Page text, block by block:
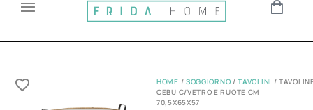
HOME / SOGGIORNO /TAVOLINI /
CEBU C/VETRO E RUOTE CM
70,5X65X57